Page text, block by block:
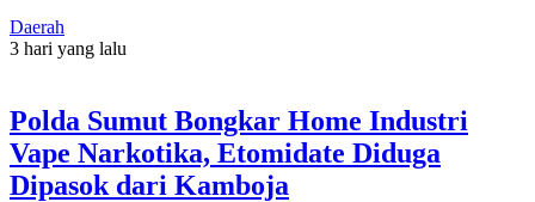
Daerah
3 hari yang lalu
Polda Sumut Bongkar Home Industri
Vape Narkotika, Etomidate Diduga
Dipasok dari Kamboja